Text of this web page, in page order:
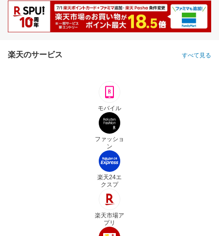
楽天のサービス すべて見る
モバイル
ファッショ
ン
楽天24エ
クスプ
楽天市場ア
プリ